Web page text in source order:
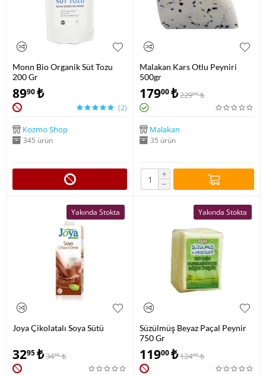
Monn Bio Organik Süt Tozu
200 Gr
8990₺
(2)
Kozmo Shop
345 ürün
Malakan Kars Otlu Peyniri
500gr
17900₺22900 ₺
Malakan
35 ürün
+
−
Yakında Stokta
Joya Çikolatalı Soya Sütü
3295₺3495 ₺
Yakında Stokta
Süzülmüş Beyaz Paçal Peynir
750 Gr
11900₺12400 ₺